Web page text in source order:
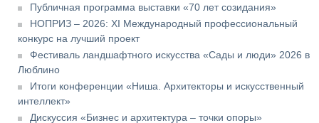
Публичная программа выставки «70 лет созидания»
НОПРИЗ – 2026: XI Международный профессиональный
конкурс на лучший проект
Фестиваль ландшафтного искусства «Сады и люди» 2026 в
Люблино
Итоги конференции «Ниша. Архитекторы и искусственный
интеллект»
Дискуссия «Бизнес и архитектура – точки опоры»